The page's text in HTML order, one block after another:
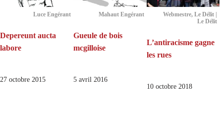
Luce Engérant
Depereunt aucta
labore
27 octobre 2015
Mahaut Engérant
Gueule de bois
mcgilloise
5 avril 2016
Webmestre, Le Délit |
Le Délit
L’antiracisme gagne
les rues
10 octobre 2018